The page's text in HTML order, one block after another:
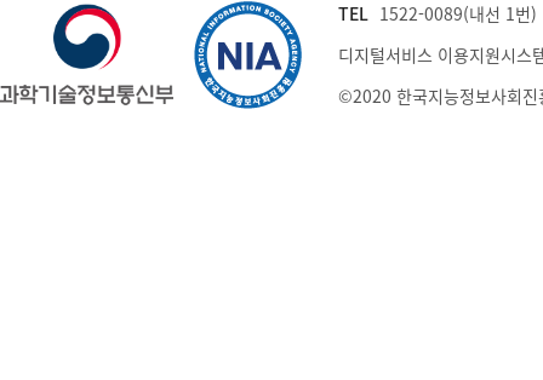
TEL 1522-0089(내선 1번
디지털서비스 이용지원시스
©2020 한국지능정보사회진